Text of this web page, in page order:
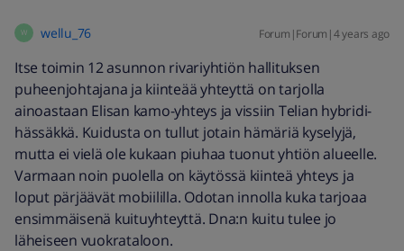
W wellu_76 Forum|Forum|4 years ago
Itse toimin 12 asunnon rivariyhtiön hallituksen
puheenjohtajana ja kiinteää yhteyttä on tarjolla
ainoastaan Elisan kamo-yhteys ja vissiin Telian hybridi-
hässäkkä. Kuidusta on tullut jotain hämäriä kyselyjä,
mutta ei vielä ole kukaan piuhaa tuonut yhtiön alueelle.
Varmaan noin puolella on käytössä kiinteä yhteys ja
loput pärjäävät mobiililla. Odotan innolla kuka tarjoaa
ensimmäisenä kuituyhteyttä. Dna:n kuitu tulee jo
läheiseen vuokrataloon.